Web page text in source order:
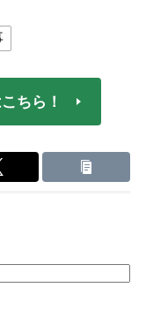
ちら！